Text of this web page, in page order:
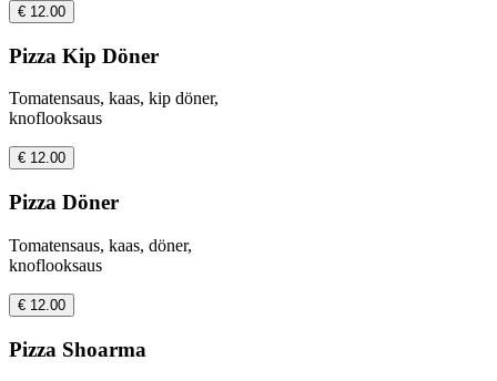
€ 12.00
Pizza Kip Döner
Tomatensaus, kaas, kip döner,
knoflooksaus
€ 12.00
Pizza Döner
Tomatensaus, kaas, döner,
knoflooksaus
€ 12.00
Pizza Shoarma